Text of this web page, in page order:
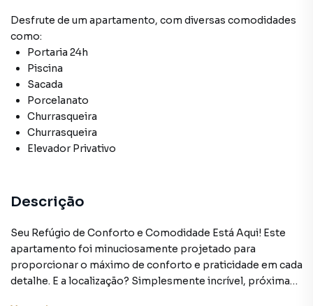
Desfrute de um apartamento, com diversas comodidades
como:
Portaria 24h
Piscina
Sacada
Porcelanato
Churrasqueira
Churrasqueira
Elevador Privativo
Descrição
Seu Refúgio de Conforto e Comodidade Está Aqui! Este
apartamento foi minuciosamente projetado para
proporcionar o máximo de conforto e praticidade em cada
detalhe. E a localização? Simplesmente incrível, próxima